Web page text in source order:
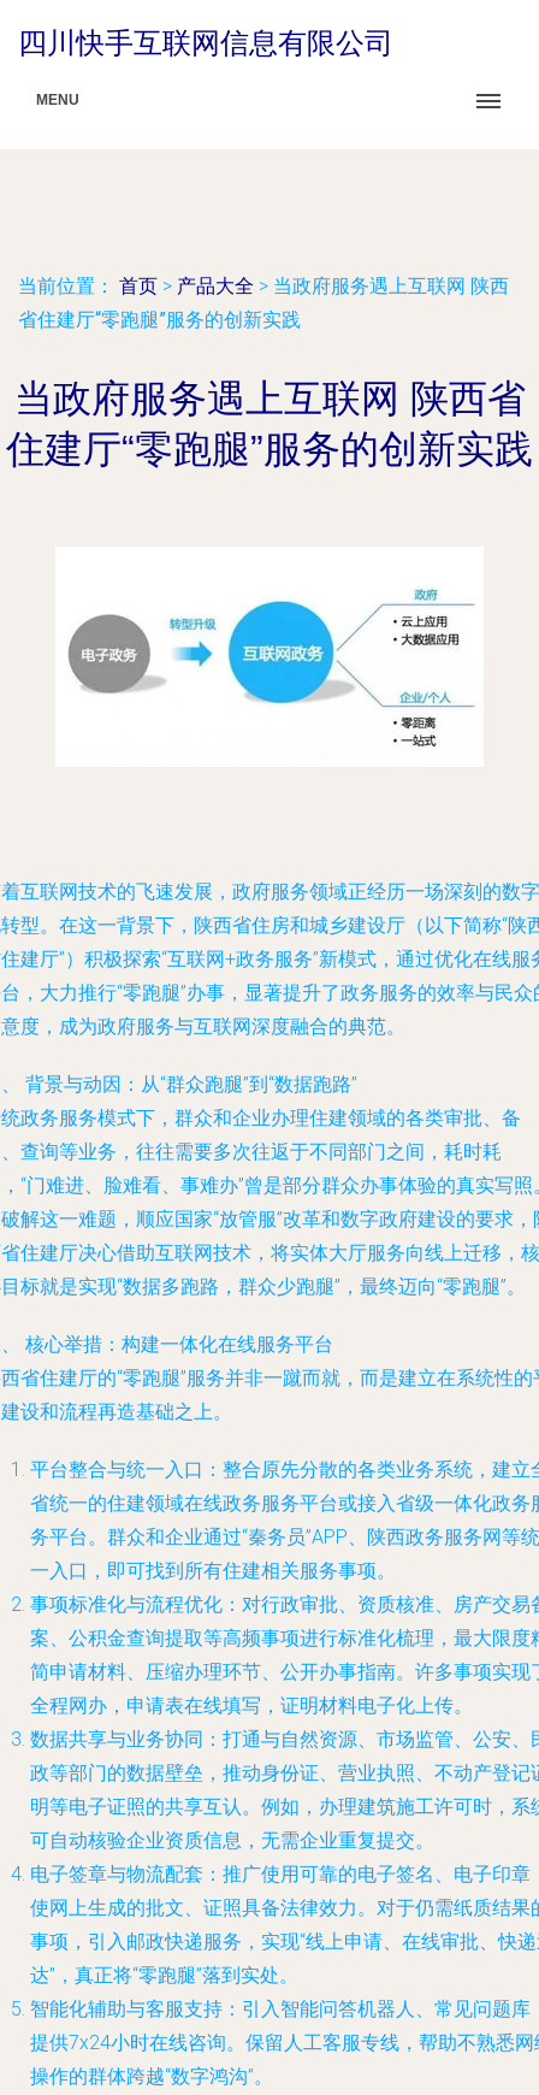
四川快手互联网信息有限公司
MENU
当前位置： 首页 > 产品大全 > 当政府服务遇上互联网 陕西
省住建厅“零跑腿”服务的创新实践
当政府服务遇上互联网 陕西省
住建厅“零跑腿”服务的创新实践
互联网技术的飞速发展，政府服务领域正经历一场深刻的数字
型。在这一背景下，陕西省住房和城乡建设厅（以下简称“陕
建厅”）积极探索“互联网+政务服务”新模式，通过优化在线服
，大力推行“零跑腿”办事，显著提升了政务服务的效率与民众
度，成为政府服务与互联网深度融合的典范。
背景与动因：从“群众跑腿”到“数据跑路”
政务服务模式下，群众和企业办理住建领域的各类审批、备
查询等业务，往往需要多次往返于不同部门之间，耗时耗
“门难进、脸难看、事难办”曾是部分群众办事体验的真实写照
解这一难题，顺应国家“放管服”改革和数字政府建设的要求，
住建厅决心借助互联网技术，将实体大厅服务向线上迁移，核
标就是实现“数据多跑路，群众少跑腿”，最终迈向“零跑腿”。
核心举措：构建一体化在线服务平台
省住建厅的“零跑腿”服务并非一蹴而就，而是建立在系统性的
设和流程再造基础之上。
平台整合与统一入口：整合原先分散的各类业务系统，建立
省统一的住建领域在线政务服务平台或接入省级一体化政务
务平台。群众和企业通过“秦务员”APP、陕西政务服务网等统
一入口，即可找到所有住建相关服务事项。
事项标准化与流程优化：对行政审批、资质核准、房产交易
案、公积金查询提取等高频事项进行标准化梳理，最大限度
简申请材料、压缩办理环节、公开办事指南。许多事项实现
全程网办，申请表在线填写，证明材料电子化上传。
数据共享与业务协同：打通与自然资源、市场监管、公安、
政等部门的数据壁垒，推动身份证、营业执照、不动产登记
明等电子证照的共享互认。例如，办理建筑施工许可时，系
可自动核验企业资质信息，无需企业重复提交。
电子签章与物流配套：推广使用可靠的电子签名、电子印章
使网上生成的批文、证照具备法律效力。对于仍需纸质结果
事项，引入邮政快递服务，实现“线上申请、在线审批、快
达”，真正将“零跑腿”落到实处。
智能化辅助与客服支持：引入智能问答机器人、常见问题库
提供7x24小时在线咨询。保留人工客服专线，帮助不熟悉网
操作的群体跨越“数字鸿沟”。